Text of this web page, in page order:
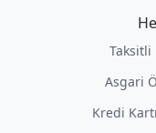
Taksitli
Asgari
Kredi